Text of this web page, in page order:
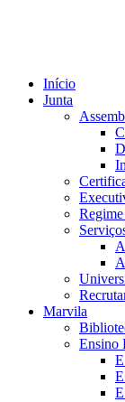
Início
Junta
Marvila
Ensino